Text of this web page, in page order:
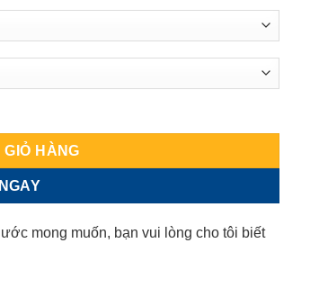
HÀNG
mong muốn, bạn vui lòng cho tôi biết